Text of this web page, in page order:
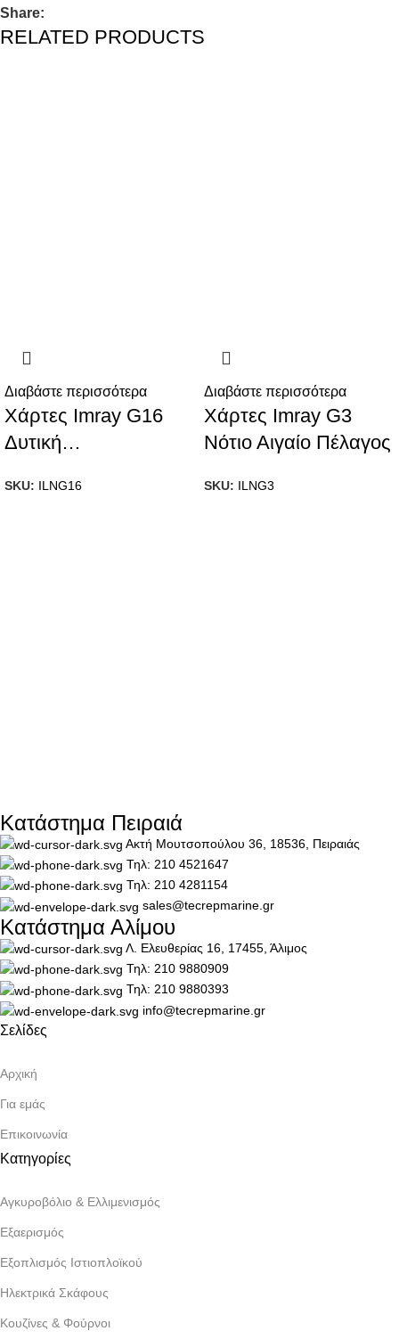
Share:
RELATED PRODUCTS
Διαβάστε περισσότερα
Χάρτες Imray G16
Δυτική
SKU: ILNG16
Διαβάστε περισσότερα
Χάρτες Imray G3
Νότιο Αιγαίο Πέλαγος
SKU: ILNG3
Κατάστημα Πειραιά
Ακτή Μουτσοπούλου 36, 18536, Πειραιάς
Τηλ: 210 4521647
Τηλ: 210 4281154
sales@tecrepmarine.gr
Κατάστημα Αλίμου
Λ. Ελευθερίας 16, 17455, Άλιμος
Τηλ: 210 9880909
Τηλ: 210 9880393
info@tecrepmarine.gr
Σελίδες
Αρχική
Για εμάς
Επικοινωνία
Κατηγορίες
Αγκυροβόλιο & Ελλιμενισμός
Εξαερισμός
Εξοπλισμός Ιστιοπλοϊκού
Ηλεκτρικά Σκάφους
Κουζίνες & Φούρνοι